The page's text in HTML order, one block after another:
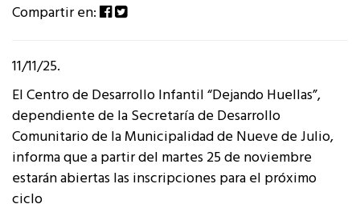
Compartir en:
11/11/25.
El Centro de Desarrollo Infantil “Dejando Huellas”,
dependiente de la Secretaría de Desarrollo
Comunitario de la Municipalidad de Nueve de Julio,
informa que a partir del martes 25 de noviembre
estarán abiertas las inscripciones para el próximo
ciclo